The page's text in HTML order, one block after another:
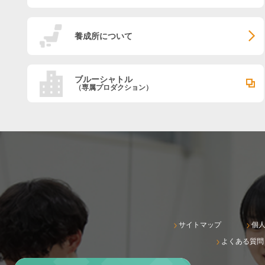
養成所について
ブルーシャトル
（専属プロダクション）
サイトマップ
個
よくある質問